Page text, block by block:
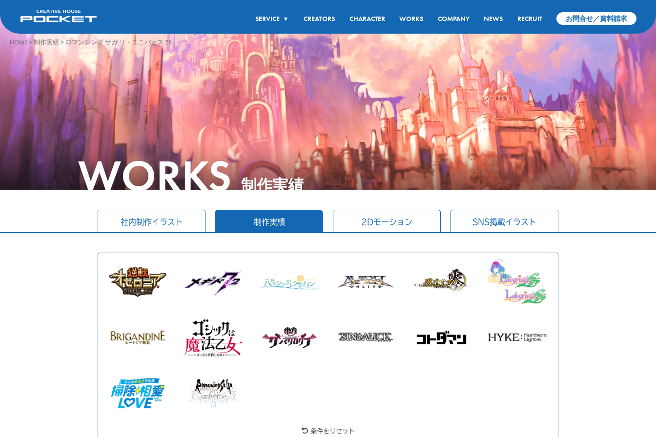
SERVICE ▼ CREATORS CHARACTER WORKS COMPANY NEWS RECRUIT お問合せ／資料請求
HOME>制作実績> ロマンシング サガ リ・ユニバース 28
WORKS 制作実績
社内制作イラスト 制作実績 2Dモーション SNS掲載イラスト
条件をリセット